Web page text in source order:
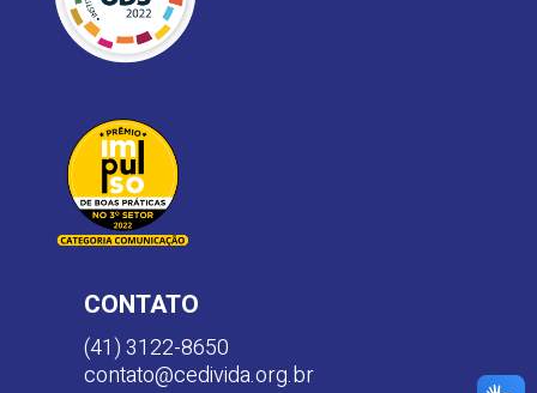
CONTATO
(41) 3122-8650
contato@cedivida.org.br